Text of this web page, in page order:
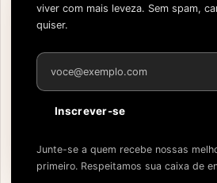
viver com mais leveza. Sem spam,
quiser.
Endereço de e-mail
Inscrever-se
Junte-se a quem recebe nossas
primeiro. Respeitamos sua caixa de